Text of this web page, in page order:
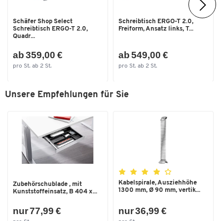
Tiefe [mm] 800
Schäfer Shop Select
Schreibtisch ERGO-T 2.0,
Quadr...
ab 359,00 €
pro St. ab 2 St.
Schreibtisch ERGO-T 2.0,
Freiform, Ansatz links, T...
ab 549,00 €
pro St. ab 2 St.
Unsere Empfehlungen für Sie
Zubehörschublade , mit
Kunststoffeinsatz, B 404 x...
nur 77,99 €
Kabelspirale, Ausziehhöhe
1300 mm, Ø 90 mm, vertik...
nur 36,99 €